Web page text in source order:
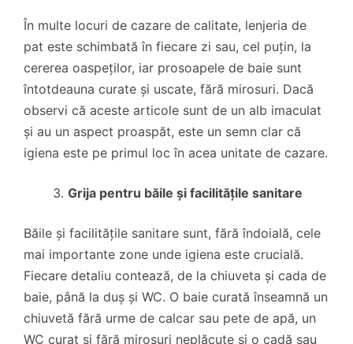
În multe locuri de cazare de calitate, lenjeria de
pat este schimbată în fiecare zi sau, cel puțin, la
cererea oaspeților, iar prosoapele de baie sunt
întotdeauna curate și uscate, fără mirosuri. Dacă
observi că aceste articole sunt de un alb imaculat
și au un aspect proaspăt, este un semn clar că
igiena este pe primul loc în acea unitate de cazare.
Grija pentru băile și facilitățile sanitare
Băile și facilitățile sanitare sunt, fără îndoială, cele
mai importante zone unde igiena este crucială.
Fiecare detaliu contează, de la chiuveta și cada de
baie, până la duș și WC. O baie curată înseamnă un
chiuvetă fără urme de calcar sau pete de apă, un
WC curat și fără mirosuri neplăcute și o cadă sau